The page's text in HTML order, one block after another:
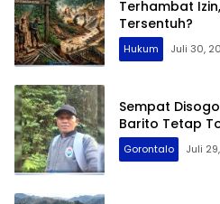
Terhambat
Tersentuh?
Hukum Juli 30,
Sempat
Barito Tetap
Gorontalo Juli